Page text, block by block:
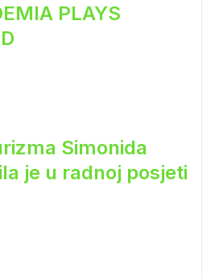
PLAYS
Simonida
je u radnoj posjeti